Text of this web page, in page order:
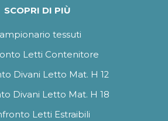
SCOPRI DI PIÙ
tessuti
Letti Contenitore
Divani Letto Mat. H 12
Divani Letto Mat. H 18
Letti Estraibili